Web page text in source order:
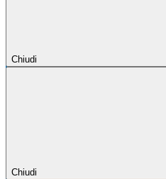
Chiudi
Chiudi